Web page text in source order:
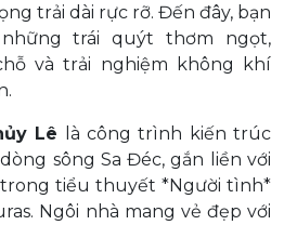
trải dài rực rỡ. Đến đây, bạn
trái quýt thơm ngọt,
và trải nghiệm không khí
Lê là công trình kiến trúc
sông Sa Đéc, gắn liền với
tiểu thuyết *Người tình*
Ngôi nhà mang vẻ đẹp với